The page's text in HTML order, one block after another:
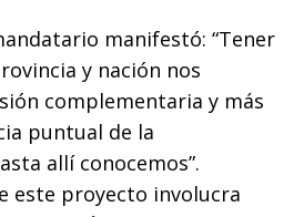
manifestó: “Tener
y nación nos
complementaria y más
puntual de la
allí conocemos”.
este proyecto involucra